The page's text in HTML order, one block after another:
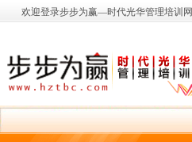
欢迎登录步步为赢—时代光华管理培训网